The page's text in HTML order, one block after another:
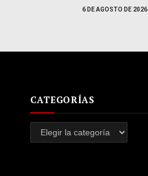
6 DE AGOSTO DE 2026
CATEGORÍAS
Categorías